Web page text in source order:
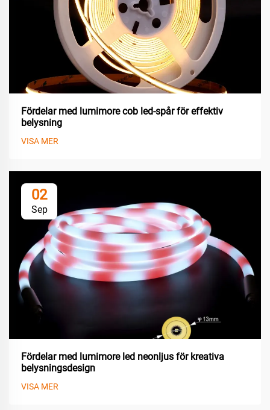
Fördelar med lumimore cob led-spår för effektiv
belysning
VISA MER
02
Sep
Fördelar med lumimore led neonljus för kreativa
belysningsdesign
VISA MER